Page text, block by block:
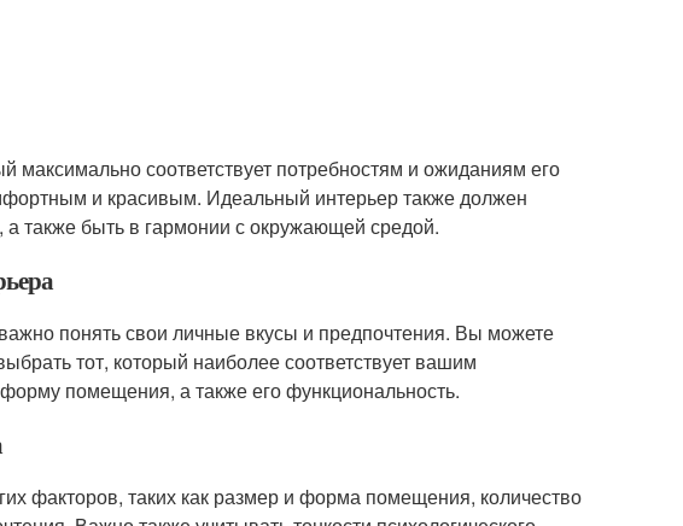
максимально соответствует потребностям и ожиданиям его
и красивым. Идеальный интерьер также должен
а также быть в гармонии с окружающей средой.
понять свои личные вкусы и предпочтения. Вы можете
тот, который наиболее соответствует вашим
помещения, а также его функциональность.
факторов, таких как размер и форма помещения, количество